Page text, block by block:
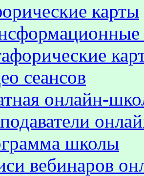
карты
сеансов
онлайн-
школы
вебинаров